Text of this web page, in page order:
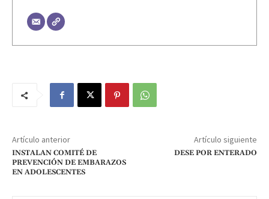
Artículo anterior
INSTALAN COMITÉ DE
PREVENCIÓN DE EMBARAZOS
EN ADOLESCENTES
Artículo siguiente
DESE POR ENTERADO